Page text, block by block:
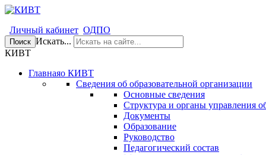
Личный кабинет ОДПО
Поиск Искать...
КИВТ
Главнаяо КИВТ
Сведения об образовательной организации
Основные сведения
Структура и органы управления
Документы
Образование
Руководство
Педагогический состав